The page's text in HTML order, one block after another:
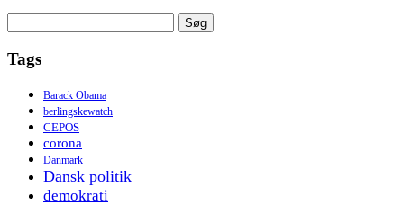
efter:
Tags
Barack Obama
berlingskewatch
CEPOS
corona
Danmark
Dansk politik
demokrati